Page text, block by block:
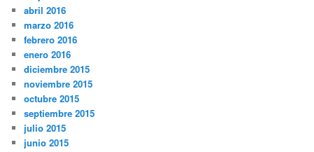
abril 2016
marzo 2016
febrero 2016
enero 2016
diciembre 2015
noviembre 2015
octubre 2015
septiembre 2015
julio 2015
junio 2015